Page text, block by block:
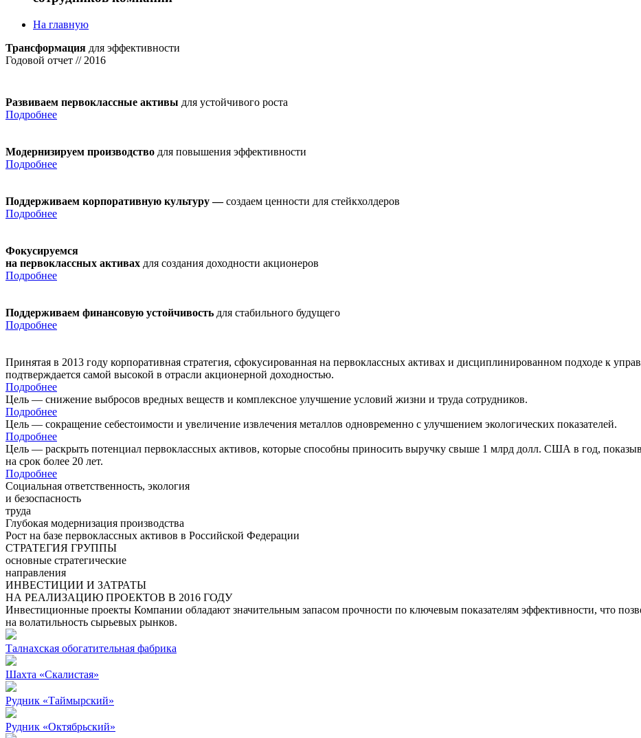
На главную
Трансформация для эффективности
Годовой отчет // 2016
Развиваем первоклассные активы для устойчивого роста
Подробнее
Модернизируем производство для повышения эффективности
Подробнее
Поддерживаем корпоративную культуру —создаем ценности для стейкхолдеров
Подробнее
Фокусируемся
на первоклассных активах для создания доходности акционеров
Подробнее
Поддерживаем финансовую устойчивость для стабильного будущего
Подробнее
Принятая в 2013 году корпоративная стратегия, сфокусированная на первоклассных активах и дисциплинированном подходе к
подтверждается самой высокой в отрасли акционерной доходностью.
Подробнее
Цель — снижение выбросов вредных веществ и комплексное улучшение условий жизни и труда сотрудников.
Подробнее
Цель — сокращение себестоимости и увеличение извлечения металлов одновременно с улучшением экологических показателей.
Подробнее
Цель — раскрыть потенциал первоклассных активов, которые способны приносить выручку свыше 1 млрд долл. США в год,
на срок более 20 лет.
Подробнее
Социальная ответственность, экология
и безоспасность
труда
Глубокая модернизация производства
Рост на базе первоклассных активов в Российской Федерации
СТРАТЕГИЯ ГРУППЫ
основные стратегические
направления
ИНВЕСТИЦИИ И ЗАТРАТЫ
НА РЕАЛИЗАЦИЮ ПРОЕКТОВ В 2016 ГОДУ
Инвестиционные проекты Компании обладают значительным запасом прочности по ключевым показателям эффективности, что
на волатильность сырьевых рынков.
Талнахская обогатительная фабрика
Шахта «Скалистая»
Рудник «Таймырский»
Рудник «Октябрьский»